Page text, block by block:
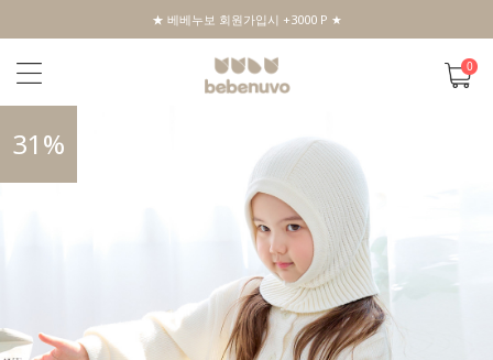
★ 베베누보 회원가입시 +3000 P ★
0
31 %